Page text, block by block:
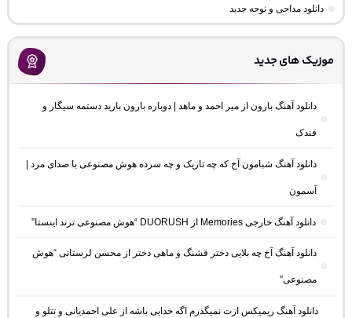
دانلود مداحی و نوحه جدید
موزیک های جدید
دانلود آهنگ بارون از میر احمد و ماهد | دوباره بارون بارید دستمه سیگار و
فندک
دانلود آهنگ شبامون آخ که چه تاریک و چه سرده هوش مصنوعی با صدای مرد |
آسمون
دانلود آهنگ خارجی Memories از DUORUSH “هوش مصنوعی ترند اینستا”
دانلود آهنگ آخ چه بلایی دختر قشنگ و ماهی دختر از محسن لرستانی “هوش
مصنوعی”
دانلود آهنگ ریمیکس ازت نمیگذرم اگه خدایی باشه از علی احمدیانی و تتلو و